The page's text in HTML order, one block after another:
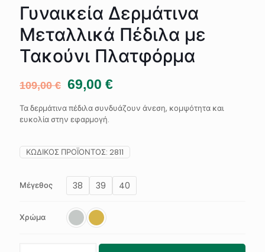
Γυναικεία Δερμάτινα
Μεταλλικά Πέδιλα με
Τακούνι Πλατφόρμα
109,00€ Original
price
was:
109,00 €.
69,00 €Η
τιμή
είναι:
Τα δερμάτινα πέδιλα συνδυάζουν άνεση, κομψότητα και
ευκολία στην εφαρμογή.
ΚΩΔΙΚΌΣ ΠΡΟΪΌΝΤΟΣ: 2811
Μέγεθος 38 39 40
Χρώμα